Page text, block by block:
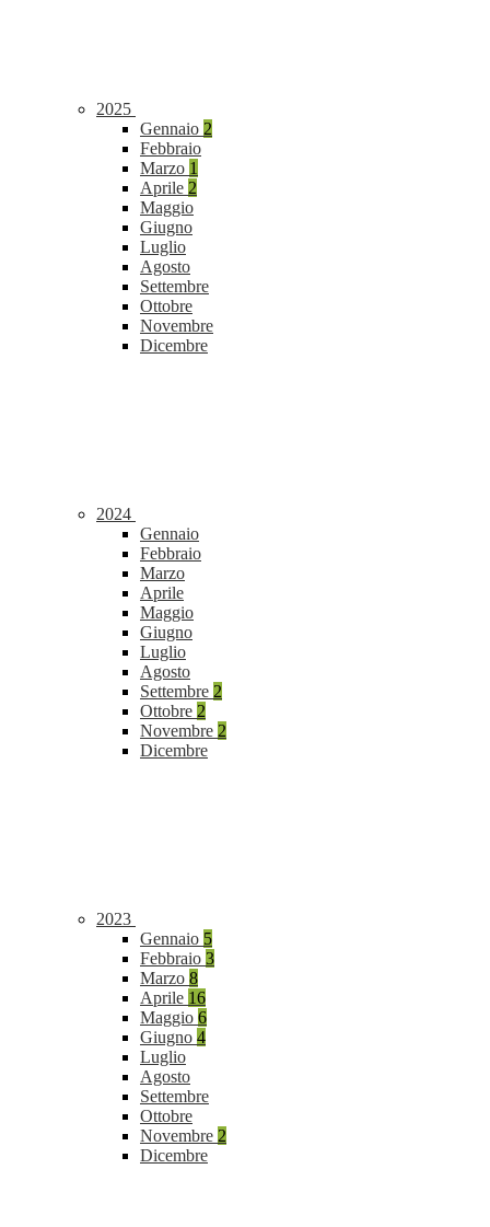
2025
Gennaio 2
Febbraio
Marzo 1
Aprile 2
Maggio
Giugno
Luglio
Agosto
Settembre
Ottobre
Novembre
Dicembre
2024
Gennaio
Febbraio
Marzo
Aprile
Maggio
Giugno
Luglio
Agosto
Settembre 2
Ottobre 2
Novembre 2
Dicembre
2023
Gennaio 5
Febbraio 3
Marzo 8
Aprile 16
Maggio 6
Giugno 4
Luglio
Agosto
Settembre
Ottobre
Novembre 2
Dicembre